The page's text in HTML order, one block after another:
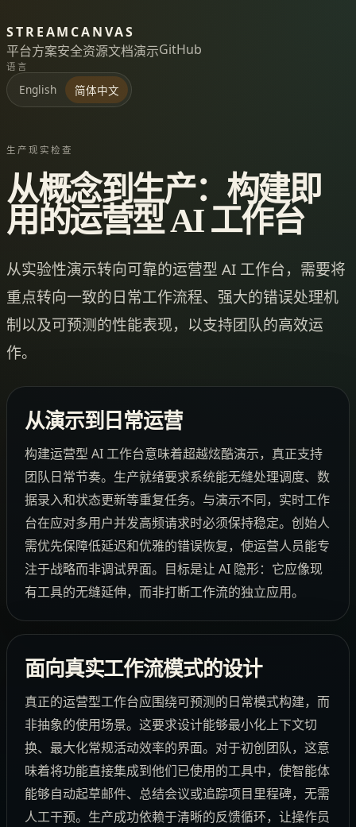
STREAMCANVAS
平台方案安全资源文档演示GitHub
语言
English 简体中文
生产现实检查
从概念到生产：构建即
用的运营型 AI 工作台
从实验性演示转向可靠的运营型 AI 工作台，需要将
重点转向一致的日常工作流程、强大的错误处理机
制以及可预测的性能表现，以支持团队的高效运
作。
从演示到日常运营
构建运营型 AI 工作台意味着超越炫酷演示，真正支持
团队日常节奏。生产就绪要求系统能无缝处理调度、数
据录入和状态更新等重复任务。与演示不同，实时工作
台在应对多用户并发高频请求时必须保持稳定。创始人
需优先保障低延迟和优雅的错误恢复，使运营人员能专
注于战略而非调试界面。目标是让 AI 隐形：它应像现
有工具的无缝延伸，而非打断工作流的独立应用。
面向真实工作流模式的设计
真正的运营型工作台应围绕可预测的日常模式构建，而
非抽象的使用场景。这要求设计能够最小化上下文切
换、最大化常规活动效率的界面。对于初创团队，这意
味着将功能直接集成到他们已使用的工具中，使智能体
能够自动起草邮件、总结会议或追踪项目里程碑，无需
人工干预。生产成功依赖于清晰的反馈循环，让操作员